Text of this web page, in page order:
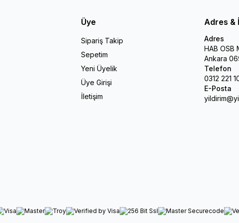
Üye
Sipariş Takip
Sepetim
Yeni Üyelik
Üye Girişi
İletişim
Adres &
Adres
HAB OSB
Ankara
Telefon
0312 221
E-Posta